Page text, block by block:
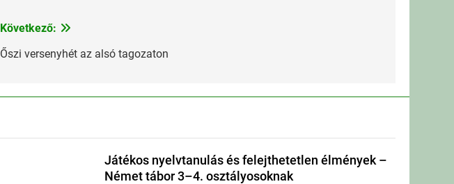
Következő:
Őszi versenyhét az alsó tagozaton
Játékos nyelvtanulás és felejthetetlen élmények –
Német tábor 3–4. osztályosoknak